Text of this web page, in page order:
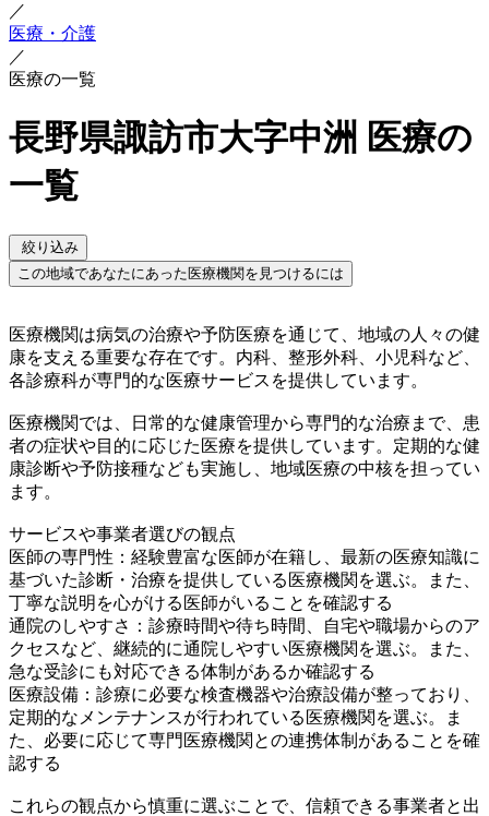
／
医療・介護
／
医療の一覧
長野県諏訪市大字中洲 医療の
一覧
絞り込み
この地域であなたにあった医療機関を見つけるには
医療機関は病気の治療や予防医療を通じて、地域の人々の健
康を支える重要な存在です。内科、整形外科、小児科など、
各診療科が専門的な医療サービスを提供しています。
医療機関では、日常的な健康管理から専門的な治療まで、患
者の症状や目的に応じた医療を提供しています。定期的な健
康診断や予防接種なども実施し、地域医療の中核を担ってい
ます。
サービスや事業者選びの観点
医師の専門性：経験豊富な医師が在籍し、最新の医療知識に
基づいた診断・治療を提供している医療機関を選ぶ。また、
丁寧な説明を心がける医師がいることを確認する
通院のしやすさ：診療時間や待ち時間、自宅や職場からのア
クセスなど、継続的に通院しやすい医療機関を選ぶ。また、
急な受診にも対応できる体制があるか確認する
医療設備：診療に必要な検査機器や治療設備が整っており、
定期的なメンテナンスが行われている医療機関を選ぶ。ま
た、必要に応じて専門医療機関との連携体制があることを確
認する
これらの観点から慎重に選ぶことで、信頼できる事業者と出